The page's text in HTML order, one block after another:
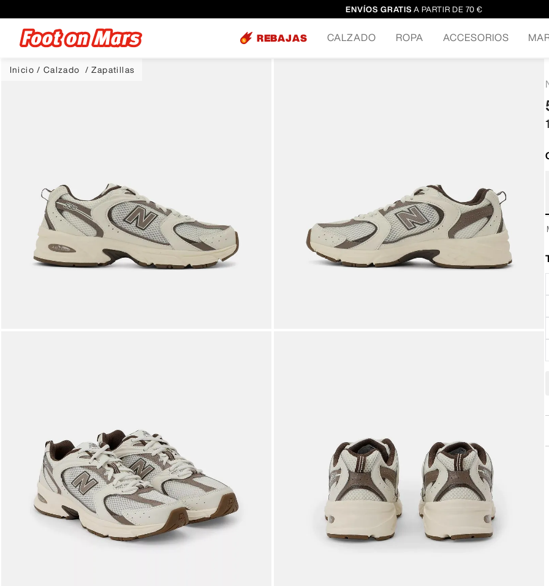
ENVÍOS GRATIS A PARTIR DE 70 €
REBAJAS CALZADO ROPA ACCESORIOS
Calzado Zapatillas